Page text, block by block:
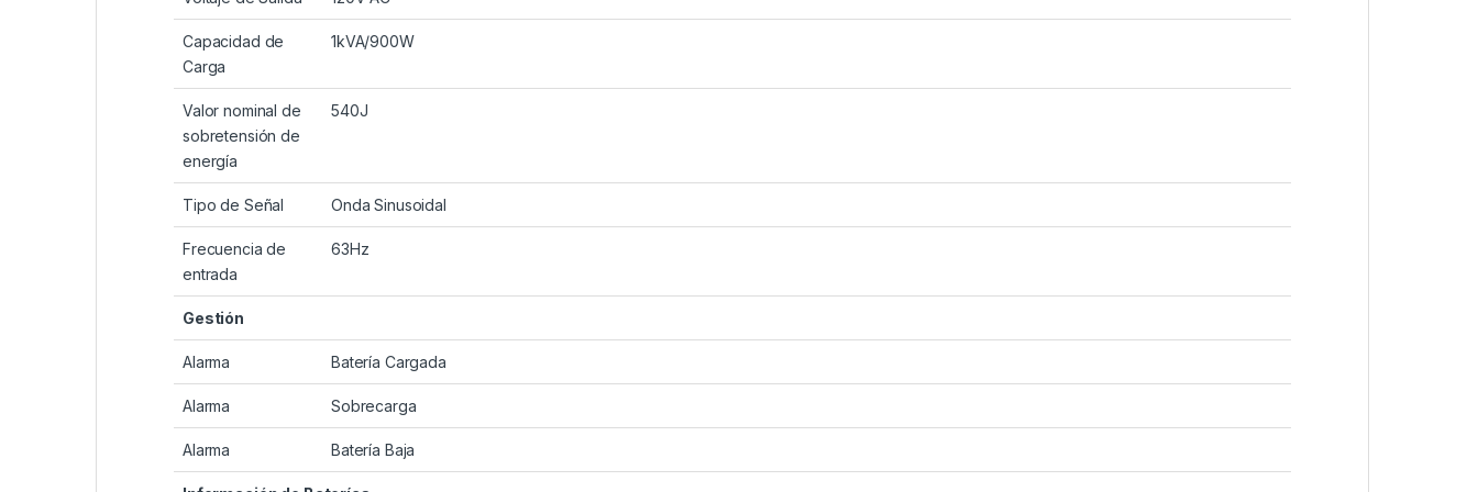
Capacidad de
Carga
1kVA/900W
Valor nominal de
sobretensión de
energía
540J
Tipo de Señal Onda Sinusoidal
Frecuencia de
entrada
63Hz
Gestión
Alarma Batería Cargada
Alarma Sobrecarga
Alarma Batería Baja